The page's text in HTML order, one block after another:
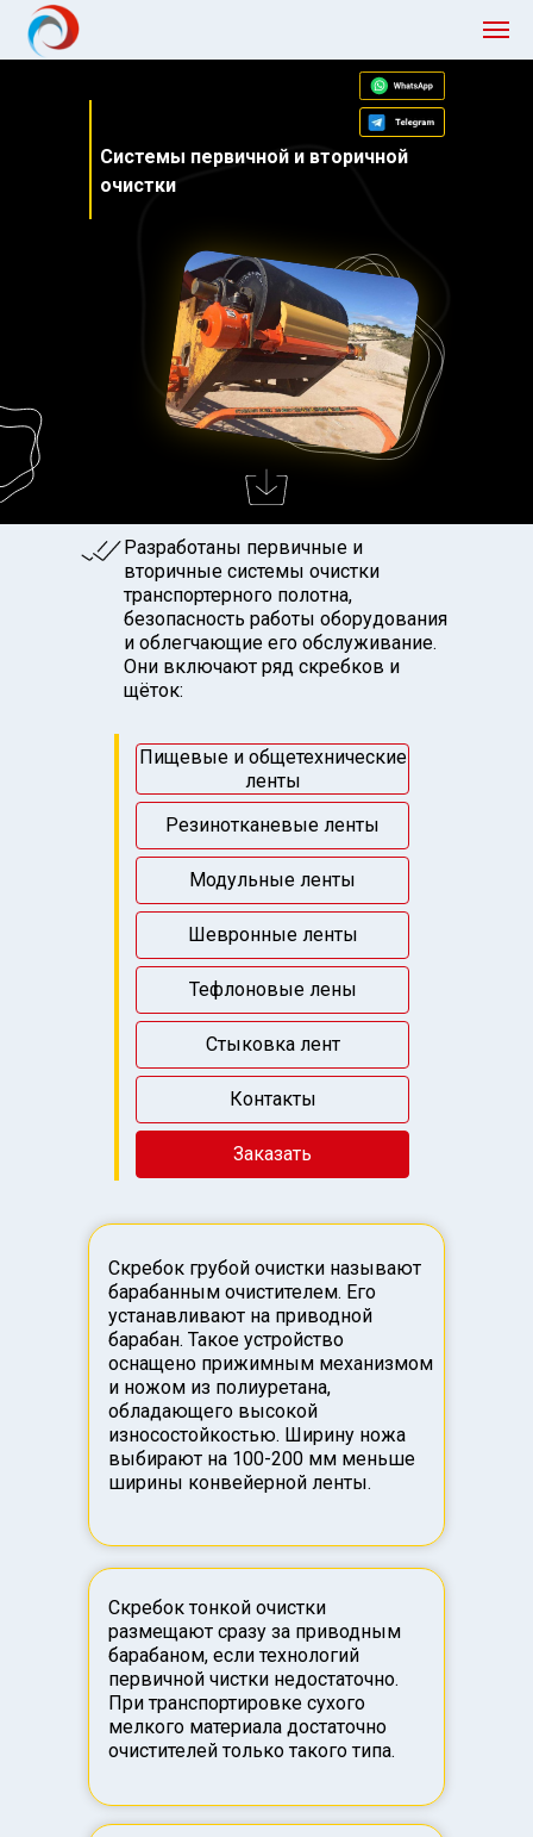
Системы первичной и вторичной
очистки
Разработаны первичные и
вторичные системы очистки
транспортерного полотна,
безопасность работы оборудования
и облегчающие его обслуживание.
Они включают ряд скребков и
щёток:
Пищевые и общетехнические
ленты
Резинотканевые ленты
Модульные ленты
Шевронные ленты
Тефлоновые лены
Стыковка лент
Контакты
Заказать
Скребок грубой очистки называют
барабанным очистителем. Его
устанавливают на приводной
барабан. Такое устройство
оснащено прижимным механизмом
и ножом из полиуретана,
обладающего высокой
износостойкостью. Ширину ножа
выбирают на 100-200 мм меньше
ширины конвейерной ленты.
Скребок тонкой очистки
размещают сразу за приводным
барабаном, если технологий
первичной чистки недостаточно.
При транспортировке сухого
мелкого материала достаточно
очистителей только такого типа.